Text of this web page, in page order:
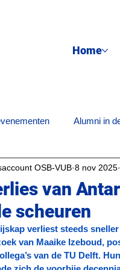
Home
Alumni in
Nostalgie
van
scheuren
OSB-VUB 8 nov 2025
verliest steeds
van Maaike Izeboud,
van de TU Delft.